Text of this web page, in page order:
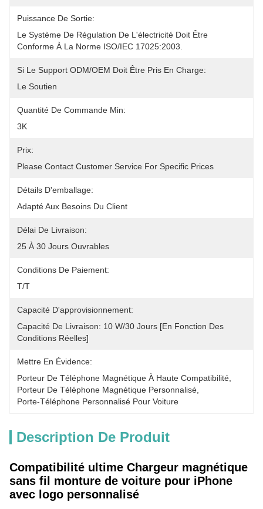
Puissance De Sortie:
Le Système De Régulation De L'électricité Doit Être
Conforme À La Norme ISO/IEC 17025:2003.
Si Le Support ODM/OEM Doit Être Pris En Charge:
Le Soutien
Quantité De Commande Min:
3K
Prix:
Please Contact Customer Service For Specific Prices
Détails D'emballage:
Adapté Aux Besoins Du Client
Délai De Livraison:
25 À 30 Jours Ouvrables
Conditions De Paiement:
T/T
Capacité D'approvisionnement:
Capacité De Livraison: 10 W/30 Jours [en Fonction Des
Conditions Réelles]
Mettre En Évidence:
Porteur De Téléphone Magnétique À Haute Compatibilité
Porteur De Téléphone Magnétique Personnalisé
Porte-Téléphone Personnalisé Pour Voiture
Description De Produit
Compatibilité ultime Chargeur magnétique
sans fil monture de voiture pour iPhone
avec logo personnalisé